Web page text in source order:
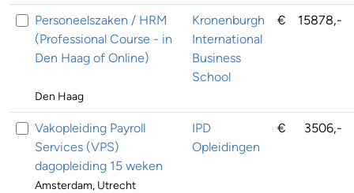
Personeelszaken / HRM
(Professional Course - in
Den Haag of Online)
Kronenburgh
International
Business
School
€ 15878,-
Den Haag
Vakopleiding Payroll
Services (VPS)
dagopleiding 15 weken
IPD
Opleidingen
€ 3506,-
Amsterdam, Utrecht